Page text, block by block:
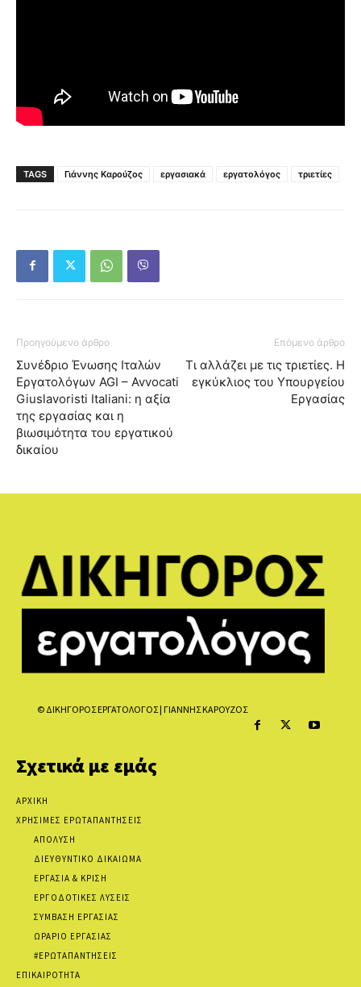
TAGS Γιάννης Καρούζος εργασιακά εργατολόγος τριετίες
Προηγούμενο άρθρο
Συνέδριο Ένωσης Ιταλών
Εργατολόγων AGI – Avvocati
Giuslavoristi Italiani: η αξία
της εργασίας και η
βιωσιμότητα του εργατικού
δικαίου
Επόμενο άρθρο
Τι αλλάζει με τις τριετίες. Η
εγκύκλιος του Υπουργείου
Εργασίας
© ΔΙΚΗΓΟΡΟΣ ΕΡΓΑΤΟΛΟΓΟΣ | ΓΙΑΝΝΗΣ ΚΑΡΟΥΖΟΣ
Σχετικά με εμάς
ΑΡΧΙΚΗ
ΧΡΗΣΙΜΕΣ ΕΡΩΤΑΠΑΝΤΗΣΕΙΣ
ΑΠΟΛΥΣΗ
ΔΙΕΥΘΥΝΤΙΚΟ ΔΙΚΑΙΩΜΑ
ΕΡΓΑΣΙΑ & ΚΡΙΣΗ
ΕΡΓΟΔΟΤΙΚΕΣ ΛΥΣΕΙΣ
ΣΥΜΒΑΣΗ ΕΡΓΑΣΙΑΣ
ΩΡΑΡΙΟ ΕΡΓΑΣΙΑΣ
#ΕΡΩΤΑΠΑΝΤΗΣΕΙΣ
ΕΠΙΚΑΙΡΟΤΗΤΑ